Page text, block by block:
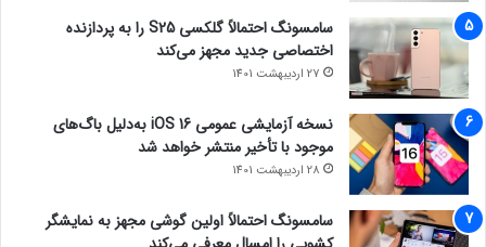
سامسونگ احتمالاً گلکسی S25 را به پردازنده
اختصاصی جدید مجهز می‌کند
27 اردیبهشت 1401
نسخه آزمایشی عمومی iOS 16 به‌دلیل باگ‌های
موجود با تأخیر منتشر خواهد شد
28 اردیبهشت 1401
سامسونگ احتمالاً اولین گوشی مجهز به نمایشگر